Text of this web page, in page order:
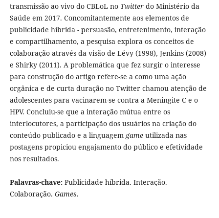
transmissão ao vivo do CBLoL no Twitterdo Ministério da
Saúde em 2017. Concomitantemente aos elementos de
publicidade híbrida - persuasão, entretenimento, interação
e compartilhamento, a pesquisa explora os conceitos de
colaboração através da visão de Lévy (1998), Jenkins (2008)
e Shirky (2011). A problemática que fez surgir o interesse
para construção do artigo refere-se a como uma ação
orgânica e de curta duração no Twitter chamou atenção de
adolescentes para vacinarem-se contra a Meningite C e o
HPV. Concluiu-se que a interação mútua entre os
interlocutores, a participação dos usuários na criação do
conteúdo publicado e a linguagem gameutilizada nas
postagens propiciou engajamento do público e efetividade
nos resultados.
Palavras-chave: Publicidade híbrida. Interação.
Colaboração. Games.